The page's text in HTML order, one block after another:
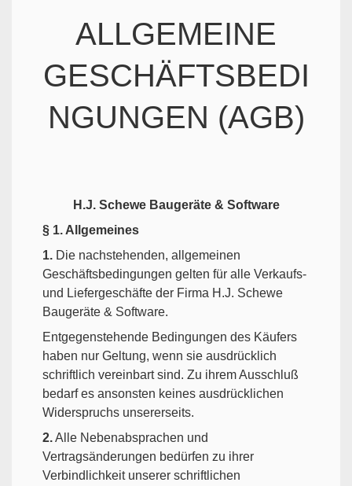
ALLGEMEINE
GESCHÄFTSBEDI
NGUNGEN (AGB)
H.J. Schewe Baugeräte & Software
§ 1. Allgemeines
1. Die nachstehenden, allgemeinen
Geschäftsbedingungen gelten für alle Verkaufs-
und Liefergeschäfte der Firma H.J. Schewe
Baugeräte & Software.
Entgegenstehende Bedingungen des Käufers
haben nur Geltung, wenn sie ausdrücklich
schriftlich vereinbart sind. Zu ihrem Ausschluß
bedarf es ansonsten keines ausdrücklichen
Widerspruchs unsererseits.
2.Alle Nebenabsprachen und
Vertragsänderungen bedürfen zu ihrer
Verbindlichkeit unserer schriftlichen